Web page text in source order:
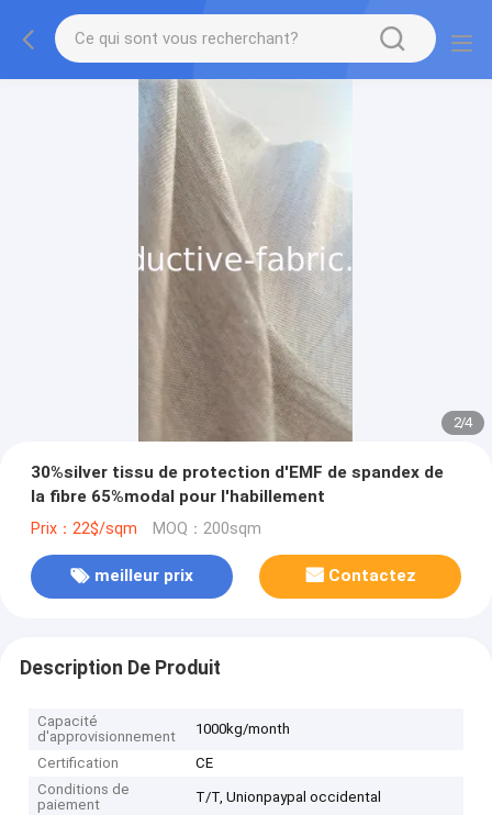
2/4
30%silver tissu de protection d'EMF de spandex de
la fibre 65%modal pour l'habillement
Prix：22$/sqm MOQ：200sqm
meilleur prix Contactez
Description De Produit
Capacité
d'approvisionnement
1000kg/month
Certification
CE
Conditions de
paiement
T/T, Unionpaypal occidental